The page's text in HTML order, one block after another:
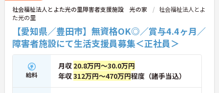
社会福祉法人とよた光の里障害者支援施設 光の家
社会福祉法人とよ
た光の里
【愛知県／豊田市】無資格OK◎／賞与4.4ヶ月／
障害者施設にて生活支援員募集＜正社員＞
給料
月収 20.8万円～30.0万円
年収312万円～470万円程度（諸手当込）